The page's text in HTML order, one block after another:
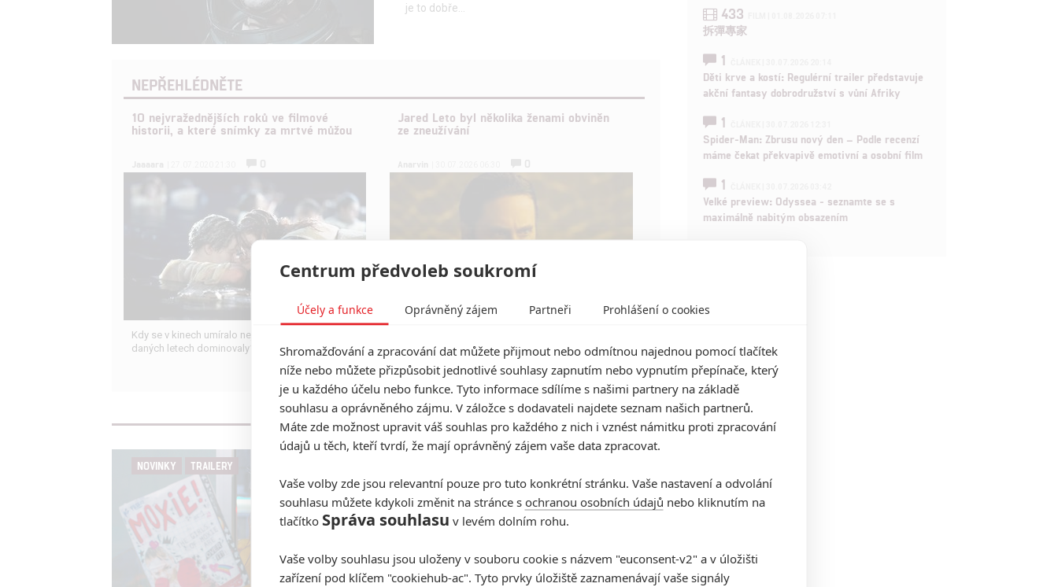
je to dobře…
NEPŘEHLÉDNĚTE
10 nejvražednějších roků ve filmové
historii, a které snímky za mrtvé můžou
Kdy se v kinech umíralo nejvíce? A které snímky v
daných letech dominovaly?
Jared Leto byl několika ženami obviněn
ze zneužívání
Řada jeho obětí byla nezletilá. Leto obvinění
NOVINKY TRAILERY
Ranařky: Nevhodné chování
rozpoutá středoškolskou
revoluci
Jaaaara | 05.02.2021 11:35
0
reputaci po zpackané komedii V kraji vína. Pusťte
si trailer na její novinku.
433
拆彈專家
1
Děti krve a kostí: Regulérní trailer představuje
akční fantasy dobrodružství s vůní Afriky
1
Spider-Man: Zbrusu nový den – Podle recenzí
máme čekat překvapivě emotivní a osobní film
1
Velké preview: Odyssea - seznamte se s
maximálně nabitým obsazením
Centrum předvoleb soukromí
Účely a funkce Oprávněný zájem Partneři Prohlášení o cookies
Shromažďování a zpracování dat můžete přijmout nebo odmítnou najednou pomocí tlačítek
níže nebo můžete přizpůsobit jednotlivé souhlasy zapnutím nebo vypnutím přepínače, který
je u každého účelu nebo funkce. Tyto informace sdílíme s našimi partnery na základě
souhlasu a oprávněného zájmu. V záložce s dodavateli najdete seznam našich partnerů.
Máte zde možnost upravit váš souhlas pro každého z nich i vznést námitku proti zpracování
údajů u těch, kteří tvrdí, že mají oprávněný zájem vaše data zpracovat.
Vaše volby zde jsou relevantní pouze pro tuto konkrétní stránku. Vaše nastavení a odvolání
souhlasu můžete kdykoli změnit na stránce s ochranou osobních údajů nebo kliknutím na
tlačítko Správa souhlasu v levém dolním rohu.
Vaše volby souhlasu jsou uloženy v souboru cookie s názvem "euconsent-v2" a v úložišti
zařízení pod klíčem "cookiehub-ac". Tyto prvky úložiště zaznamenávají vaše signály